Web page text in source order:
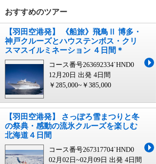
おすすめのツアー
【羽田空港発】 《船旅》飛鳥Ⅱ 博多・
神戸クルーズとハウステンボス・クリ
スマスイルミネーション ４日間＊
コース番号263692334`HND0
12月20日 出発 4日間
￥285,000~￥385,000
【羽田空港発】 さっぽろ雪まつりと冬
の祭典・感動の流氷クルーズを楽しむ
北海道４日間
コース番号267317704`HND0
02月02日~02月09日 出発 4日間